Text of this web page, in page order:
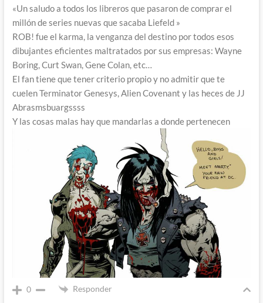
«Un saludo a todos los libreros que pasaron de comprar el
millón de series nuevas que sacaba Liefeld »
ROB! fue el karma, la venganza del destino por todos esos
dibujantes eficientes maltratados por sus empresas: Wayne
Boring, Curt Swan, Gene Colan, etc…
El fan tiene que tener criterio propio y no admitir que te
cuelen Terminator Genesys, Alien Covenant y las heces de JJ
Abrasmsbuargssss
Y las cosas malas hay que mandarlas a donde pertenecen
0 Responder